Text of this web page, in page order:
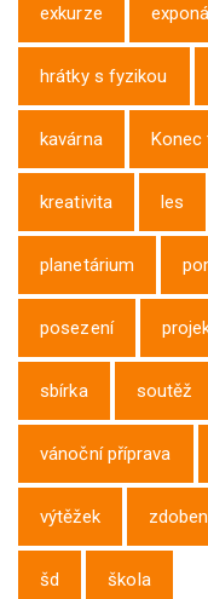
exkurze
hrátky s fyzikou
kavárna Konec
kreativita les
planetárium
posezení
sbírka soutěž
vánoční příprava
výtěžek
šd škola